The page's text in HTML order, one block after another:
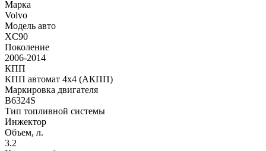
Марка
Volvo
Модель авто
XC90
Поколение
2006-2014
КПП
КПП автомат 4х4 (АКПП)
Маркировка двигателя
B6324S
Тип топливной системы
Инжектор
Объем, л.
3.2